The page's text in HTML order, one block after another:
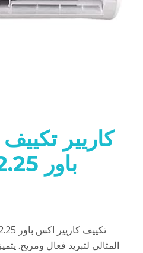
كاريير
المثالي لتبريد فعال ومريح.